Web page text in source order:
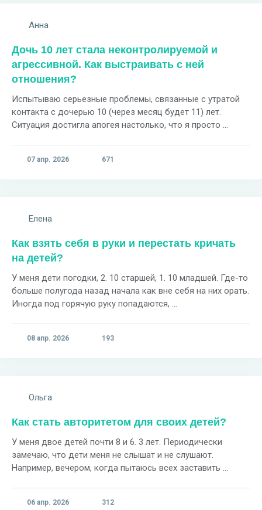
Анна
Дочь 10 лет стала неконтролируемой и
агрессивной. Как выстраивать с ней
отношения?
Испытываю серьезные проблемы, связанные с утратой
контакта с дочерью 10 (через месяц будет 11) лет.
Ситуация достигла апогея настолько, что я просто ...
07 апр. 2026 671
Елена
Как взять себя в руки и перестать кричать
на детей?
У меня дети погодки, 2. 10 старшей, 1. 10 младшей. Где-то
больше полугода назад начала как вне себя на них орать.
Иногда под горячую руку попадаются, ...
08 апр. 2026 193
Ольга
Как стать авторитетом для своих детей?
У меня двое детей почти 8 и 6. 3 лет. Периодически
замечаю, что дети меня не слышат и не слушают.
Например, вечером, когда пытаюсь всех заставить ...
06 апр. 2026 312